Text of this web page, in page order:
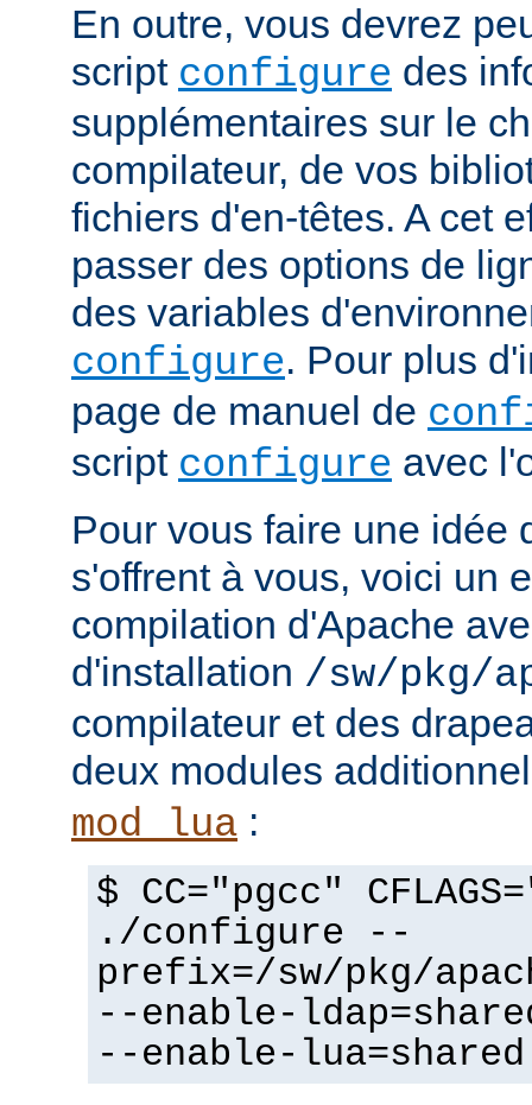
En outre, vous devrez
script configure des
supplémentaires sur le
compilateur, de vos
fichiers d'en-têtes. A cet
passer des options de
des variables
configure. Pour plus
page de manuel de
script configure avec
Pour vous faire une idée
s'offrent à vous, voici un
compilation d'Apache
d'installation /sw/pkg/
compilateur et des
deux modules
mod_lua :
$ CC="pgcc"
./configure --
prefix=/sw/pkg/
--enable-
--enable-lua=shared